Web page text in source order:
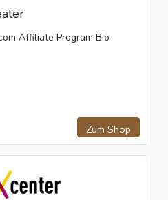
Affiliate Program Bio
Zum Shop